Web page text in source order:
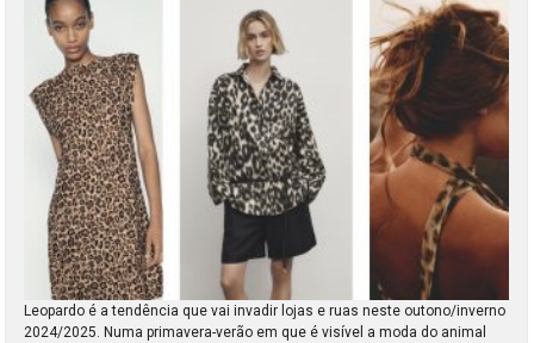
Leopardo é a tendência que vai invadir lojas e ruas neste outono/inverno
2024/2025. Numa primavera-verão em que é visível a moda do animal